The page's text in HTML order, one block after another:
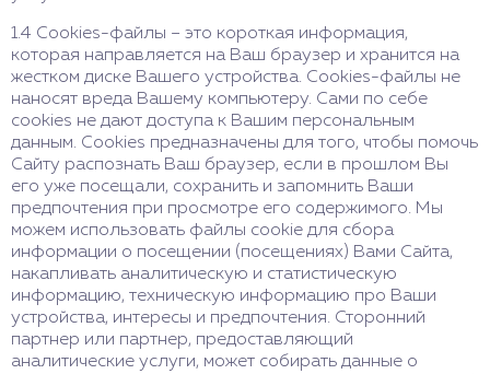
1.4 Cookies-файлы – это короткая информация,
которая направляется на Ваш браузер и хранится на
жестком диске Вашего устройства. Cookies-файлы не
наносят вреда Вашему компьютеру. Сами по себе
cookies не дают доступа к Вашим персональным
данным. Cookies предназначены для того, чтобы помочь
Сайту распознать Ваш браузер, если в прошлом Вы
его уже посещали, сохранить и запомнить Ваши
предпочтения при просмотре его содержимого. Мы
можем использовать файлы cookie для сбора
информации о посещении (посещениях) Вами Сайта,
накапливать аналитическую и статистическую
информацию, техническую информацию про Ваши
устройства, интересы и предпочтения. Сторонний
партнер или партнер, предоставляющий
аналитические услуги, может собирать данные о